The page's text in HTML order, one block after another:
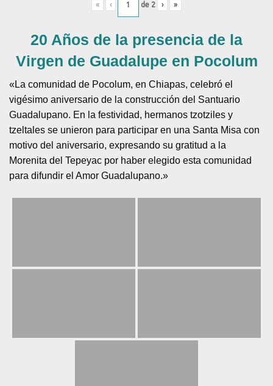
« ‹ de 2 › »
20 Años de la presencia de la
Virgen de Guadalupe en Pocolum
«La comunidad de Pocolum, en Chiapas, celebró el
vigésimo aniversario de la construcción del Santuario
Guadalupano. En la festividad, hermanos tzotziles y
tzeltales se unieron para participar en una Santa Misa con
motivo del aniversario, expresando su gratitud a la
Morenita del Tepeyac por haber elegido esta comunidad
para difundir el Amor Guadalupano.»